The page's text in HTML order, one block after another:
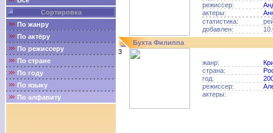
Сортировка
По жанру
По актёру
По режиссеру
По стране
По году
По языку
По алфавиту
режиссер:
актеры:
статистика:
добавлен:
Бухта Филиппа
3
жанр:
страна:
год:
режиссер:
актеры: